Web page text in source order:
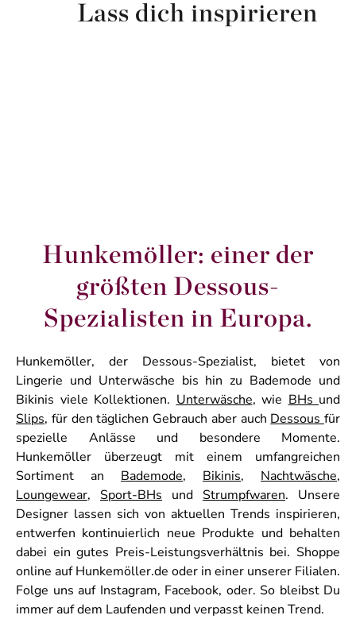
Lass dich inspirieren
Hunkemöller: einer der
größten Dessous-
Spezialisten in Europa.
Hunkemöller, der Dessous-Spezialist, bietet von
Lingerie und Unterwäsche bis hin zu Bademode und
Bikinis viele Kollektionen. Unterwäsche, wie BHs und
Slips, für den täglichen Gebrauch aber auch Dessous für
spezielle Anlässe und besondere Momente.
Hunkemöller überzeugt mit einem umfangreichen
Sortiment an Bademode, Bikinis, Nachtwäsche,
Loungewear, Sport-BHs und Strumpfwaren. Unsere
Designer lassen sich von aktuellen Trends inspirieren,
entwerfen kontinuierlich neue Produkte und behalten
dabei ein gutes Preis-Leistungsverhältnis bei. Shoppe
online auf Hunkemöller.de oder in einer unserer Filialen.
Folge uns auf Instagram, Facebook, oder. So bleibst Du
immer auf dem Laufenden und verpasst keinen Trend.